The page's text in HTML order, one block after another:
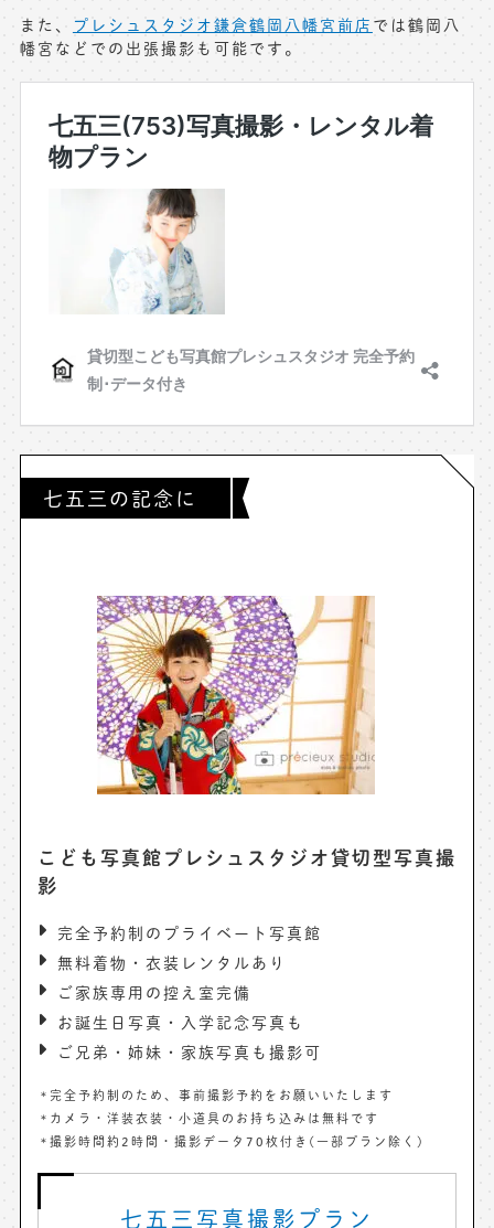
また、 プレシュスタジオ鎌倉鶴岡八幡宮前店 では鶴岡八
幡宮などでの出張撮影も可能です。
七五三の記念に
こども写真館プレシュスタジオ貸切型写真撮
影
完全予約制のプライベート写真館
無料着物・衣装レンタルあり
ご家族専用の控え室完備
お誕生日写真・入学記念写真も
ご兄弟・姉妹・家族写真も撮影可
完全予約制のため、事前撮影予約をお願いいたします
カメラ・洋装衣装・小道具のお持ち込みは無料です
撮影時間約2時間・撮影データ70枚付き(一部プラン除く)
七五三写真撮影プラン